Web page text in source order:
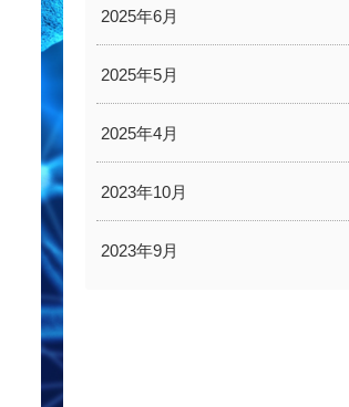
2025年6月
2025年5月
2025年4月
2023年10月
2023年9月